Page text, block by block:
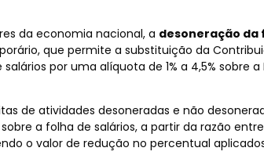
da economia nacional, a desoneração da
que permite a substituição da
por uma alíquota de 1% a 4,5% sobre
de atividades desoneradas e não
a folha de salários, a partir da razão
o valor de redução no percentual